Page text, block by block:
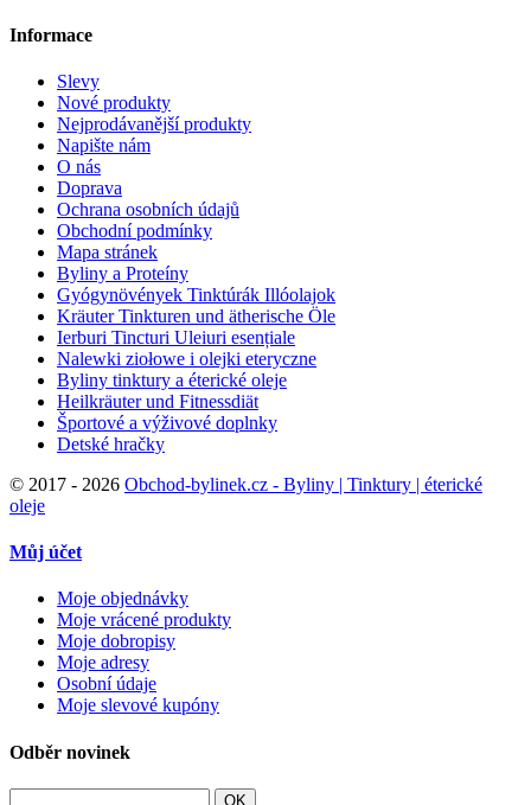
Informace
Slevy
Nové produkty
Nejprodávanější produkty
Napište nám
O nás
Doprava
Ochrana osobních údajů
Obchodní podmínky
Mapa stránek
Byliny a Proteíny
Gyógynövények Tinktúrák Illóolajok
Kräuter Tinkturen und ätherische Öle
Ierburi Tincturi Uleiuri esențiale
Nalewki ziołowe i olejki eteryczne
Byliny tinktury a éterické oleje
Heilkräuter und Fitnessdiät
Športové a výživové doplnky
Detské hračky
© 2017 - 2026 Obchod-bylinek.cz - Byliny | Tinktury | éterické
oleje
Můj účet
Moje objednávky
Moje vrácené produkty
Moje dobropisy
Moje adresy
Osobní údaje
Moje slevové kupóny
Odběr novinek
OK